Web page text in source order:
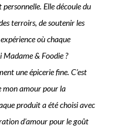
Elle découle du
terroirs, de soutenir les
où chaque
Madame & Foodie ?
une épicerie fine. C’est
mon amour pour la
produit a été choisi avec
d’amour pour le goût